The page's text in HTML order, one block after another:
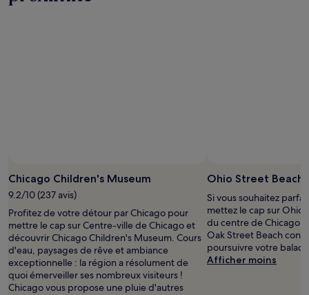
libre
droits
prise
par
daniel
jersey
Chicago Children's Museum
9.2/10 (237 avis)
Profitez de votre détour par Chicago pour
mettre le cap sur Centre-ville de Chicago et
découvrir Chicago Children's Museum. Cours
d'eau, paysages de rêve et ambiance
exceptionnelle : la région a résolument de
quoi émerveiller ses nombreux visiteurs !
Chicago vous propose une pluie d'autres
Ohio Street Beach
Si vous souhaitez
mettez le cap sur Ohio
du centre de Chicago.
Oak Street Beach
poursuivre votre
Afficher moins